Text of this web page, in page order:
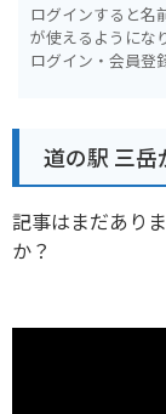
ログインすると名
が使えるようにな
ログイン・会員登
道の駅 三岳
記事はまだあり
か？